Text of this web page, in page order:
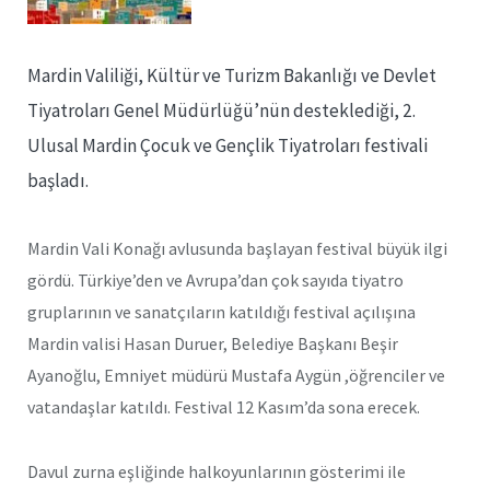
Mardin Valiliği, Kültür ve Turizm Bakanlığı ve Devlet
Tiyatroları Genel Müdürlüğü’nün desteklediği, 2.
Ulusal Mardin Çocuk ve Gençlik Tiyatroları festivali
başladı.
Mardin Vali Konağı avlusunda başlayan festival büyük ilgi
gördü. Türkiye’den ve Avrupa’dan çok sayıda tiyatro
gruplarının ve sanatçıların katıldığı festival açılışına
Mardin valisi Hasan Duruer, Belediye Başkanı Beşir
Ayanoğlu, Emniyet müdürü Mustafa Aygün ,öğrenciler ve
vatandaşlar katıldı. Festival 12 Kasım’da sona erecek.
Davul zurna eşliğinde halkoyunlarının gösterimi ile